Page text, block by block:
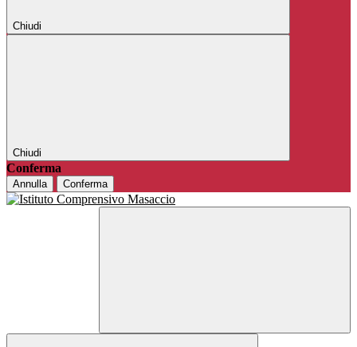
Chiudi
Chiudi
Conferma
Annulla Conferma